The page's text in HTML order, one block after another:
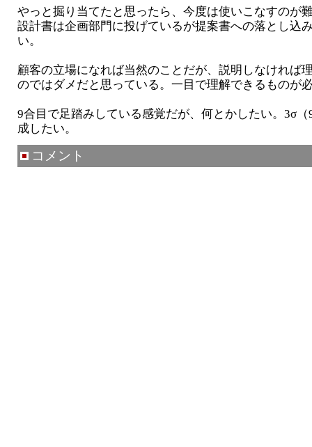
やっと掘り当てたと思ったら、今度は使いこなすのが
設計書は企画部門に投げているが提案書への落とし込
い。
顧客の立場になれば当然のことだが、説明しなければ
のではダメだと思っている。一目で理解できるものが
9合目で足踏みしている感覚だが、何とかしたい。3σ（
成したい。
コメント